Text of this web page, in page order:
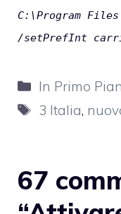
C:\Program
/setPrefInt
Categorie
In Primo
Tag
3 Italia,
67